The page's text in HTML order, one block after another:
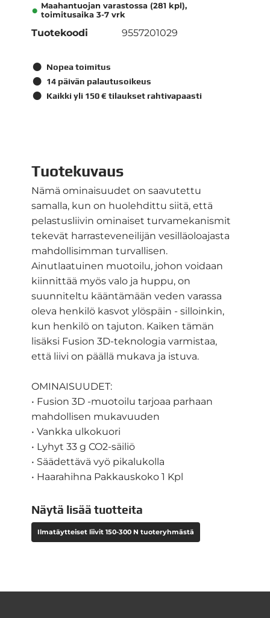
Maahantuojan varastossa (281 kpl),
toimitusaika 3-7 vrk
Tuotekoodi 9557201029
Nopea toimitus
14 päivän palautusoikeus
Kaikki yli 150 € tilaukset rahtivapaasti
Tuotekuvaus
Nämä ominaisuudet on saavutettu
samalla, kun on huolehdittu siitä, että
pelastusliivin ominaiset turvamekanismit
tekevät harrasteveneilijän vesilläoloajasta
mahdollisimman turvallisen.
Ainutlaatuinen muotoilu, johon voidaan
kiinnittää myös valo ja huppu, on
suunniteltu kääntämään veden varassa
oleva henkilö kasvot ylöspäin - silloinkin,
kun henkilö on tajuton. Kaiken tämän
lisäksi Fusion 3D-teknologia varmistaa,
että liivi on päällä mukava ja istuva.
OMINAISUUDET:
• Fusion 3D -muotoilu tarjoaa parhaan
mahdollisen mukavuuden
• Vankka ulkokuori
• Lyhyt 33 g CO2-säiliö
• Säädettävä vyö pikalukolla
• Haarahihna Pakkauskoko 1 Kpl
Näytä lisää tuotteita
Ilmatäytteiset liivit 150-300 N tuoteryhmästä